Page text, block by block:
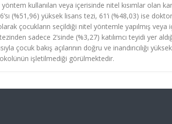
kullanılan veya içerisinde nitel kısımlar olan
(%51,96) yüksek lisans tezi, 61’i (%48,03) ise
çocukların seçildiği nitel yöntemle yapılmış veya
sadece 2’sinde (%3,27) katılımcı teyidi yer
çocuk bakış açılarının doğru ve inandırıcılığı
işletilmediği görülmektedir.